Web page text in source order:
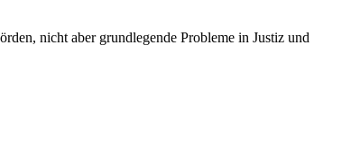
nicht aber grundlegende Probleme in Justiz und